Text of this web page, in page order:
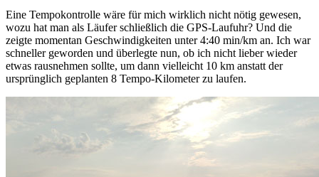
Eine Tempokontrolle wäre für mich wirklich nicht nötig gewesen,
wozu hat man als Läufer schließlich die GPS-Laufuhr? Und die
zeigte momentan Geschwindigkeiten unter 4:40 min/km an. Ich war
schneller geworden und überlegte nun, ob ich nicht lieber wieder
etwas rausnehmen sollte, um dann vielleicht 10 km anstatt der
ursprünglich geplanten 8 Tempo-Kilometer zu laufen.